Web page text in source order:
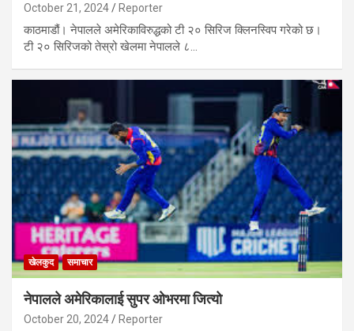
October 21, 2024 Reporter
काठमाडौं। नेपालले अमेरिकाविरुद्धको टी २० सिरिज क्लिनस्विप गरेको छ।
टी २० सिरिजको तेस्रो खेलमा नेपालले ८…
खेलकुद समाचार
नेपालले अमेरिकालाई सुपर ओभरमा जित्यो
October 20, 2024 Reporter